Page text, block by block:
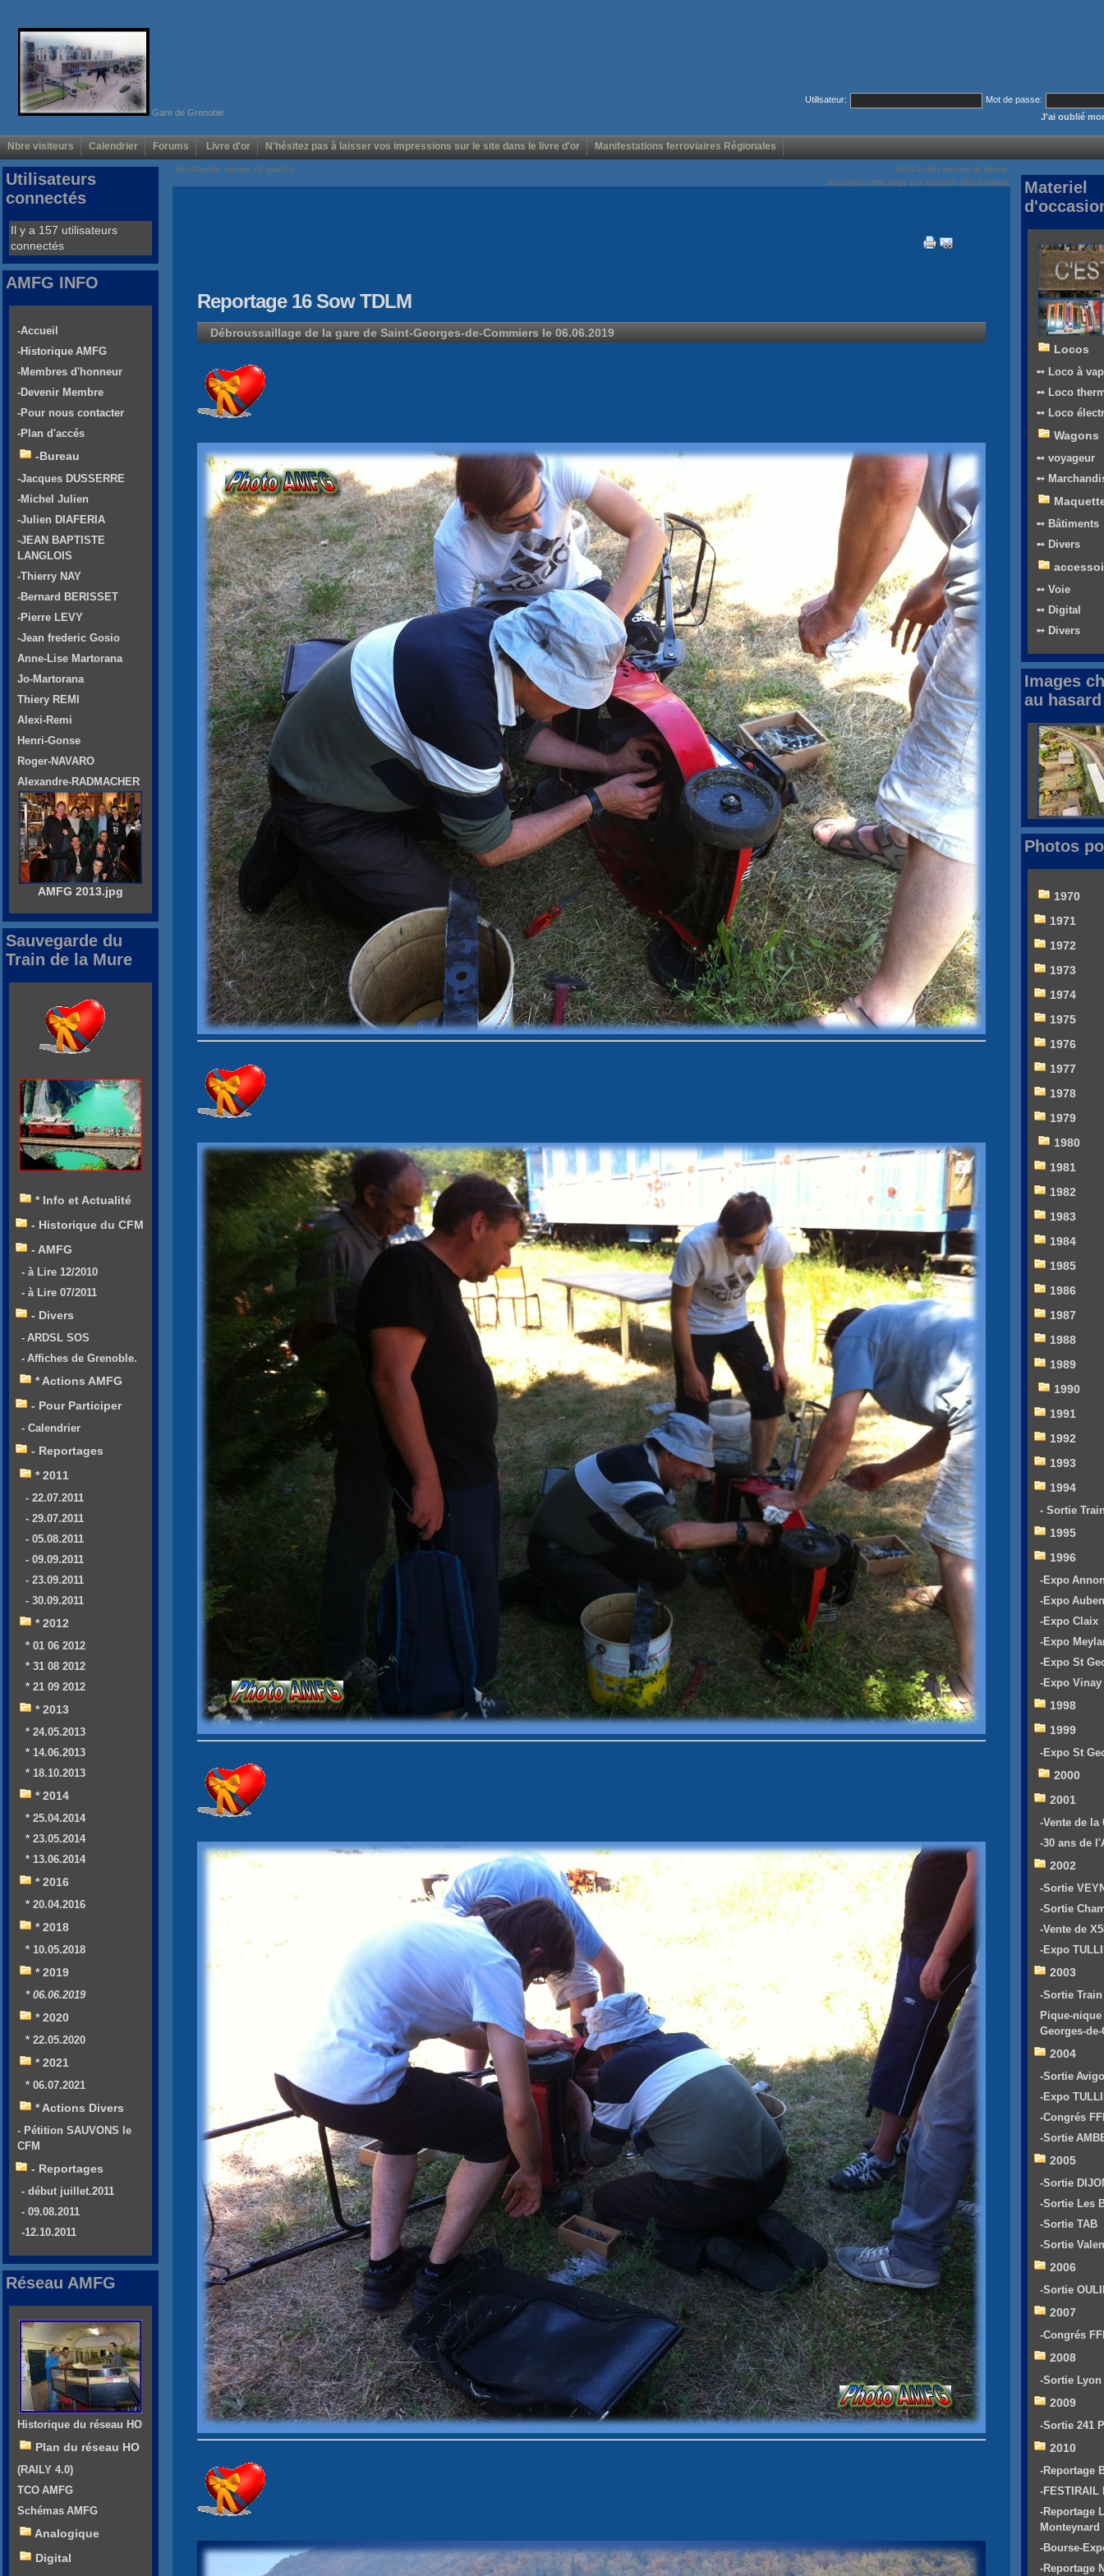
Gare de Grenoble
Utilisateur:
Mot de passe:
J'ai oublié
Nbre visiteurs Calendrier Forums Livre d'or N'hésitez pas à laisser vos impressions sur le site dans le livre d'or Manifestations ferroviaires Régionales
Voir/Cacher menus de gauche
Voir/Cacher menus de droite
Envoyez cette page par courrier électronique
Reportage 16 Sow TDLM
Débroussaillage de la gare de Saint-Georges-de-Commiers le 06.06.2019
Utilisateurs
connectés
Il y a 157 utilisateurs
connectés
AMFG INFO
-Accueil
-Historique AMFG
-Membres d'honneur
-Devenir Membre
-Pour nous contacter
-Plan d'accés
-Bureau
-Jacques DUSSERRE
-Michel Julien
-Julien DIAFERIA
-JEAN BAPTISTE
LANGLOIS
-Thierry NAY
-Bernard BERISSET
-Pierre LEVY
-Jean frederic Gosio
Anne-Lise Martorana
Jo-Martorana
Thiery REMI
Alexi-Remi
Henri-Gonse
Roger-NAVARO
Alexandre-RADMACHER
AMFG 2013.jpg
Sauvegarde du
Train de la Mure
* Info et Actualité
- Historique du CFM
- AMFG
- à Lire 12/2010
- à Lire 07/2011
- Divers
- ARDSL SOS
- Affiches de Grenoble.
* Actions AMFG
- Pour Participer
- Calendrier
- Reportages
* 2011
- 22.07.2011
- 29.07.2011
- 05.08.2011
- 09.09.2011
- 23.09.2011
- 30.09.2011
* 2012
* 01 06 2012
* 31 08 2012
* 21 09 2012
* 2013
* 24.05.2013
* 14.06.2013
* 18.10.2013
* 2014
* 25.04.2014
* 23.05.2014
* 13.06.2014
* 2016
* 20.04.2016
* 2018
* 10.05.2018
* 2019
* 06.06.2019
* 2020
* 22.05.2020
* 2021
* 06.07.2021
* Actions Divers
- Pétition SAUVONS le
CFM
- Reportages
- début juillet.2011
- 09.08.2011
-12.10.2011
Réseau AMFG
Historique du réseau HO
Plan du réseau HO
(RAILY 4.0)
TCO AMFG
Schémas AMFG
Analogique
Digital
Materiel
Locos
➻ Loco à
➻ Loco
➻ Loco
Wagons
➻ voyageur
➻
➻ Bâtiments
➻ Divers
➻ Voie
➻ Digital
➻ Divers
Images
au hasard
Photos
1970
1971
1972
1973
1974
1975
1976
1977
1978
1979
1980
1981
1982
1983
1984
1985
1986
1987
1988
1989
1990
1991
1992
1993
1994
- Sortie
1995
1996
-Expo
-Expo
-Expo Claix
-Expo
-Expo St
-Expo Vinay
1998
1999
-Expo St
2000
2001
-Vente de la
-30 ans de
2002
-Sortie
-Sortie
-Vente de
-Expo
2003
-Sortie
Pique-
Georges-
2004
-Sortie
-Expo
-Congrés
-Sortie
2005
-Sortie
-Sortie Les
-Sortie TAB
-Sortie
2006
-Sortie
2007
-Congrés
2008
-Sortie
2009
-Sortie 241
2010
-Reportage
-
-Reportage
Monteynard
-Bourse-
-Reportage